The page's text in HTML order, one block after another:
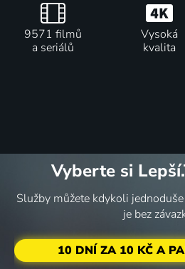
9571 filmů
a seriálů
Vysoká
kvalita
Vyberte si
Služby můžete kdykoli
je bez
10 DNÍ ZA 10 KČ A